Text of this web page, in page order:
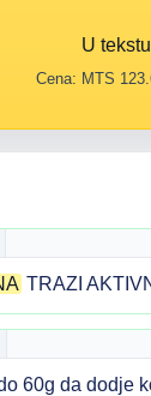
U
Cena: MTS
TRAZI
60g da dodje